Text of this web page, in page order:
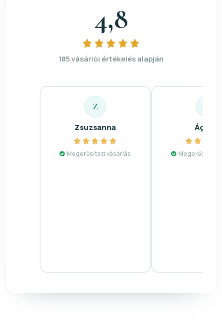
4,8
185 vásárlói értékelés alapján
Z
Zsuzsanna
Megerősített vásárlás
Ágnes
Megerősített